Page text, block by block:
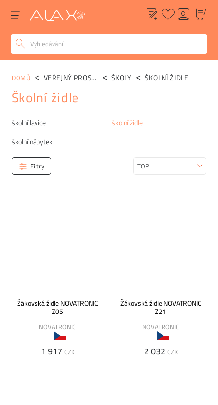
Kategorie
školní lavice
školní židle
školní nábytek
DOMŮ VEŘEJNÝ PROSTOR ŠKOLY ŠKOLNÍ ŽIDLE
Školní židle
Filtry Seřadit
Žákovská židle NOVATRONIC
Z05
NOVATRONIC
1 917 CZK
Žákovská židle NOVATRONIC
Z21
NOVATRONIC
2 032 CZK